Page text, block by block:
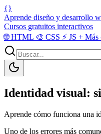
{}
Aprende diseño y desarrollo
Cursos gratuitos interactivos
🌐HTML 🎨 CSS ⚡ JS + Más
Identidad visual:
Aprende cómo funciona una
Uno de los errores más